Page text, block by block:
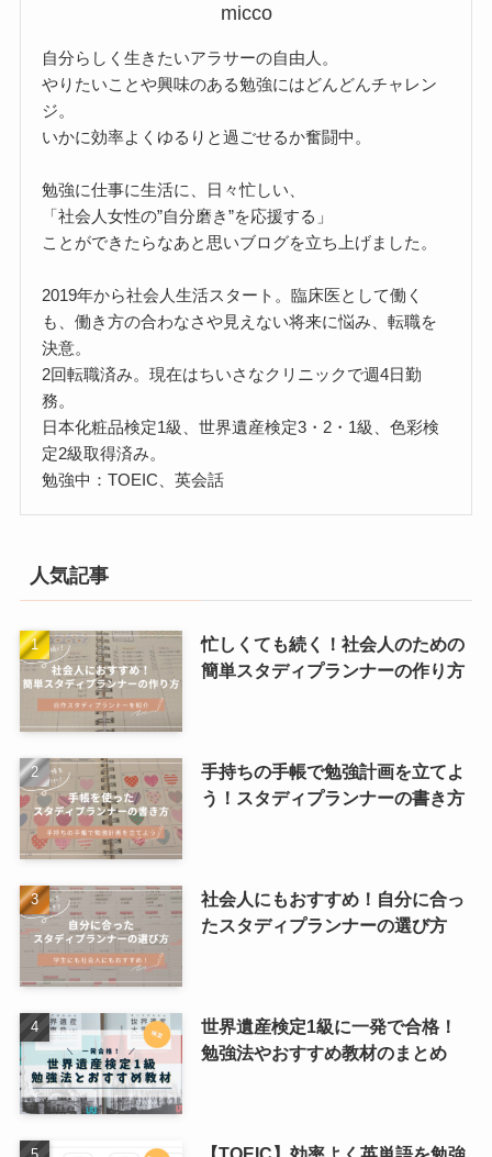
micco
自分らしく生きたいアラサーの自由人。
やりたいことや興味のある勉強にはどんどんチャレン
ジ。
いかに効率よくゆるりと過ごせるか奮闘中。
勉強に仕事に生活に、日々忙しい、
「社会人女性の”自分磨き”を応援する」
ことができたらなあと思いブログを立ち上げました。
2019年から社会人生活スタート。臨床医として働く
も、働き方の合わなさや見えない将来に悩み、転職を
決意。
2回転職済み。現在はちいさなクリニックで週4日勤
務。
日本化粧品検定1級、世界遺産検定3・2・1級、色彩検
定2級取得済み。
勉強中：TOEIC、英会話
人気記事
忙しくても続く！社会人のための
簡単スタディプランナーの作り方
手持ちの手帳で勉強計画を立てよ
う！スタディプランナーの書き方
社会人にもおすすめ！自分に合っ
たスタディプランナーの選び方
世界遺産検定1級に一発で合格！
勉強法やおすすめ教材のまとめ